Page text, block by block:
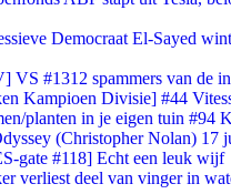
Democraat El-Sayed
VS #1312 spammers van de
Kampioen Divisie] #44
planten in je eigen tuin #94
(Christopher Nolan) 17
gate #118] Echt een leuk wijf
verliest deel van vinger in